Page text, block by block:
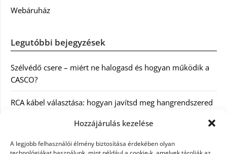
Hozzájárulás kezelése
A legjobb felhasználói élmény biztosítása érdekében olyan
Webáruház
Legutóbbi bejegyzések
Szélvédő csere – miért ne halogasd és hogyan működik a
CASCO?
RCA kábel választása: hogyan javítsd meg hangrendszered
Magyarországon: milyen jogi szabályozásra kell figyelni?